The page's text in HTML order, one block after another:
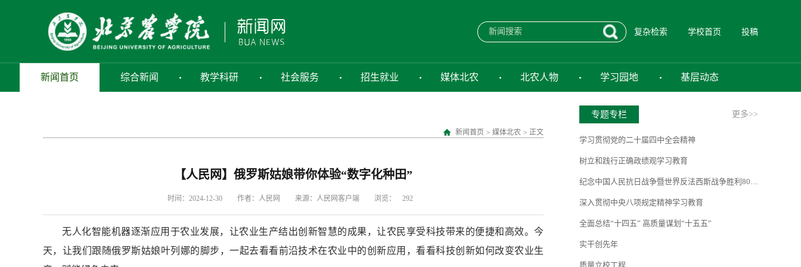
复杂检索 学校首页 投稿
新闻首页 综合新闻 教学科研 社会服务 招生就业 媒体北农 北农人物 学习园地 基层动态
新闻首页 > 媒体北农 > 正文
【人民网】俄罗斯姑娘带你体验“数字化种田”
时间：2024-12-30 作者：人民网 来源：人民网客户端 浏览： 292
无人化智能机器逐渐应用于农业发展，让农业生产结出创新智慧的成果，让农民享受科技带来的便捷和高效。今
天，让我们跟随俄罗斯姑娘叶列娜的脚步，一起去看看前沿技术在农业中的创新应用，看看科技创新如何改变农业生
专题专栏 更多>>
学习贯彻党的二十届四中全会精神
树立和践行正确政绩观学习教育
纪念中国人民抗日战争暨世界反法西斯战争胜利80周年
深入贯彻中央八项规定精神学习教育
全面总结“十四五” 高质量谋划“十五五”
实干创先年
质量立校工程